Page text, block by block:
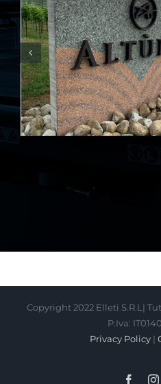
Copyright 2022 Elleti S.R.L|
P.Iva:
Privacy Policy |